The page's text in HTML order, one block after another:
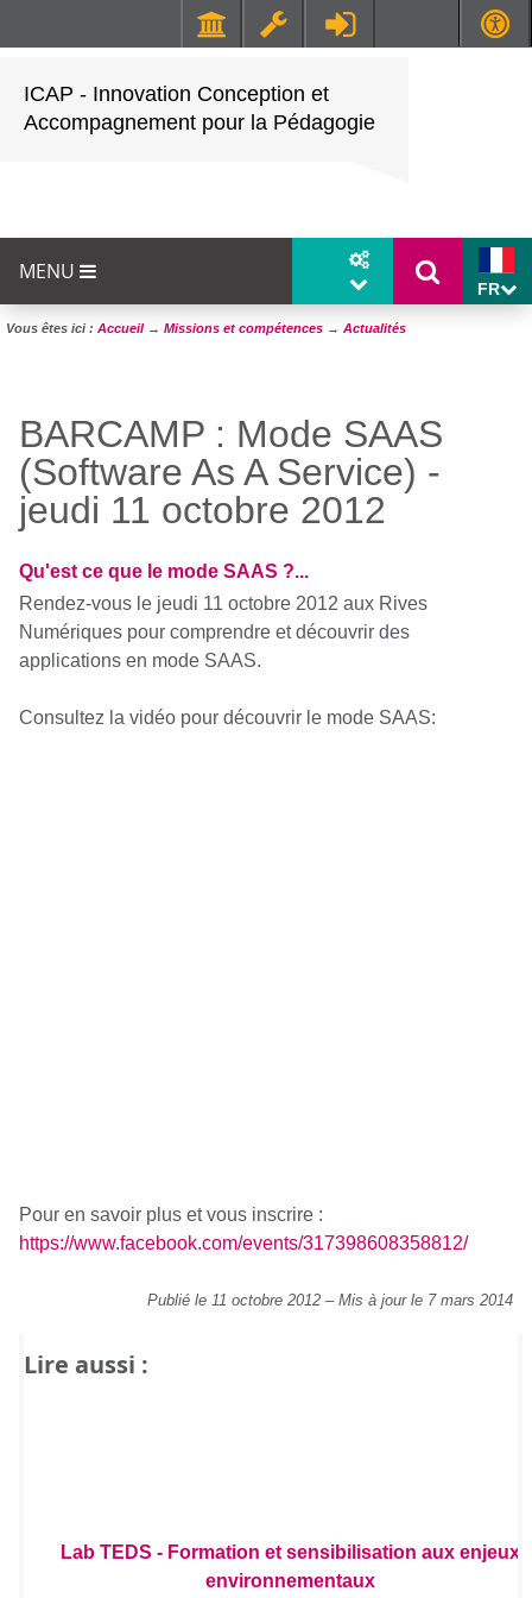
ICAP - Innovation Conception et
Accompagnement pour la Pédagogie
MENU
FR
Vous êtes ici : Accueil→ Missions et compétences → Actualités
BARCAMP : Mode SAAS
(Software As A Service) -
jeudi 11 octobre 2012
Qu'est ce que le mode SAAS ?...
Rendez-vous le jeudi 11 octobre 2012 aux Rives
Numériques pour comprendre et découvrir des
applications en mode SAAS.
Consultez la vidéo pour découvrir le mode SAAS:
Pour en savoir plus et vous inscrire :
https://www.facebook.com/events/317398608358812/
Publié le 11 octobre 2012 – Mis à jour le 7 mars 2014
Lire aussi :
Lab TEDS - Formation et sensibilisation aux enjeux
environnementaux